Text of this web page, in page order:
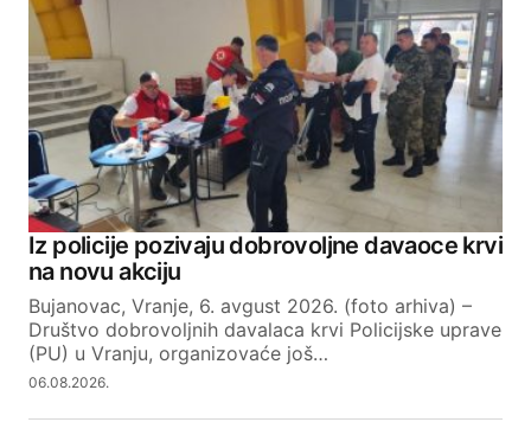
Iz policije pozivaju dobrovoljne davaoce krvi
na novu akciju
Bujanovac, Vranje, 6. avgust 2026. (foto arhiva) –
Društvo dobrovoljnih davalaca krvi Policijske uprave
(PU) u Vranju, organizovaće još…
06.08.2026.